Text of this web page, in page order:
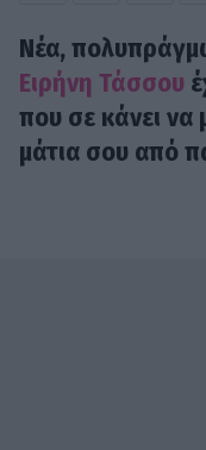
Νέα,
Ειρήνη Τάσσου
που σε κάνει να
μάτια σου από